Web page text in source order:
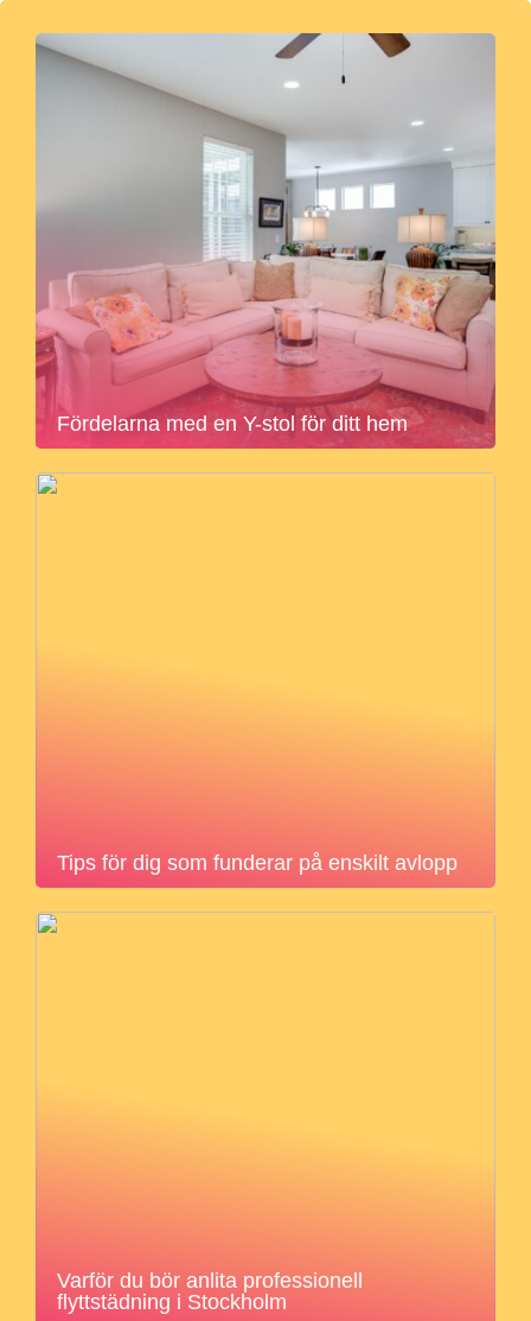
Fördelarna med en Y-stol för ditt hem
Tips för dig som funderar på enskilt avlopp
Varför du bör anlita professionell
flyttstädning i Stockholm